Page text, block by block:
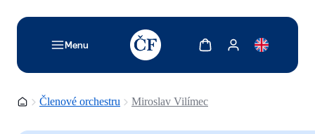
Menu
TODO: Add description for reader
Zobrazit košíkZobrazit můj účet
Domovská stránka
Členové orchestru Miroslav Vilímec